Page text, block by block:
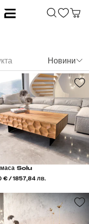
Новини
Solu
€ / 1857,84 лв.